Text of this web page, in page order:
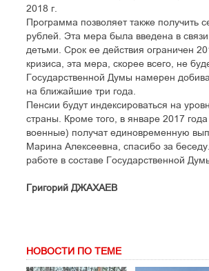
2018 г.
Программа позволяет также получить
рублей. Эта мера была введена в
детьми. Срок ее действия ограничен
кризиса, эта мера, скорее всего, не
Государственной Думы намерен
на ближайшие три года.
Пенсии будут индексироваться на
страны. Кроме того, в январе 2017
военные) получат единовременную
Марина Алексеевна, спасибо за
работе в составе Государственной
Григорий ДЖАХАЕВ
НОВОСТИ ПО ТЕМЕ